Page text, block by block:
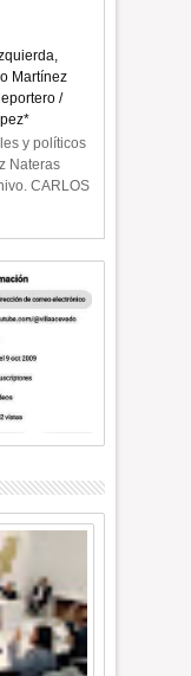
Martínez
/
y políticos
Nateras
CARLOS